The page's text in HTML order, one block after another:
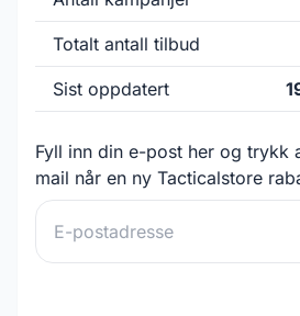
Totalt antall tilbud
Sist oppdatert
Fyll inn din e-post her og trykk
mail når en ny Tacticalstore